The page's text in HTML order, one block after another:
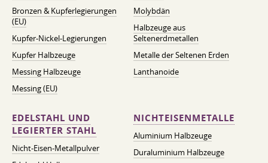
Bronzen & Kupferlegierungen
(EU)
Kupfer-Nickel-Legierungen
Kupfer Halbzeuge
Messing Halbzeuge
Messing (EU)
Molybdän
Halbzeuge aus
Seltenerdmetallen
Metalle der Seltenen Erden
Lanthanoide
EDELSTAHL UND
LEGIERTER STAHL
Nicht-Eisen-Metallpulver
NICHTEISENMETALLE
Aluminium Halbzeuge
Duraluminium Halbzeuge